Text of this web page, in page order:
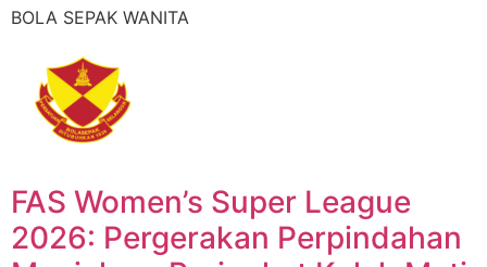
BOLA SEPAK WANITA
FAS Women’s Super League
2026: Pergerakan Perpindahan